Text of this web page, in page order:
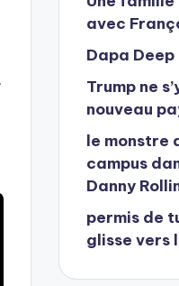
avec
Dapa Deep
Trump ne
nouveau
le monstre
campus
Danny
permis de
glisse vers